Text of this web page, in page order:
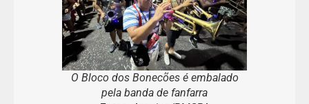
O Bloco dos Bonecões é embalado
pela banda de fanfarra